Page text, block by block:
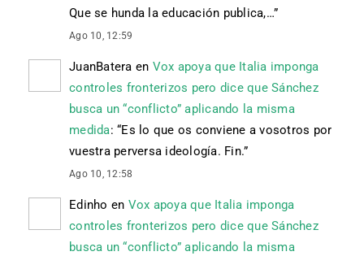
Que se hunda la educación publica,…”
Ago 10, 12:59
JuanBatera en Vox apoya que Italia imponga
controles fronterizos pero dice que Sánchez
busca un “conflicto” aplicando la misma
medida: “Es lo que os conviene a vosotros por
vuestra perversa ideología. Fin.”
Ago 10, 12:58
Edinho en Vox apoya que Italia imponga
controles fronterizos pero dice que Sánchez
busca un “conflicto” aplicando la misma